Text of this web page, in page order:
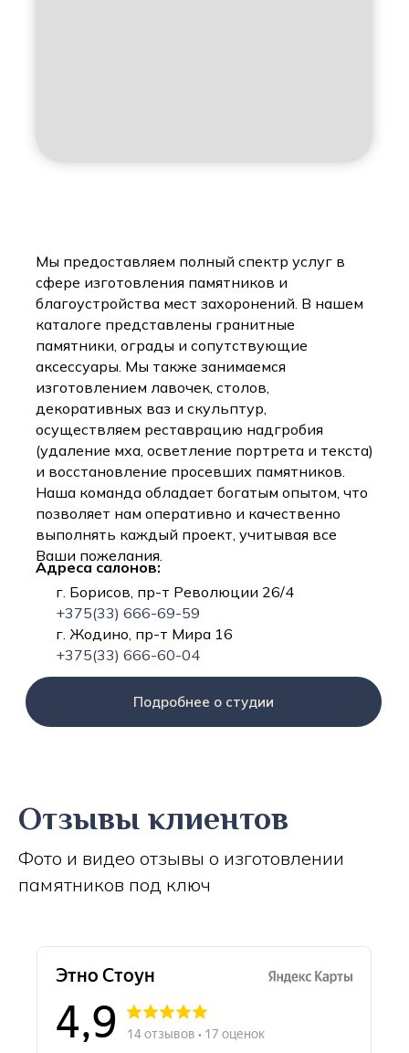
Мы предоставляем полный спектр услуг в
сфере изготовления памятников и
благоустройства мест захоронений. В нашем
каталоге представлены гранитные
памятники, ограды и сопутствующие
аксессуары. Мы также занимаемся
изготовлением лавочек, столов,
декоративных ваз и скульптур,
осуществляем реставрацию надгробия
(удаление мха, осветление портрета и текста)
и восстановление просевших памятников.
Наша команда обладает богатым опытом, что
позволяет нам оперативно и качественно
выполнять каждый проект, учитывая все
Ваши пожелания.
Адреса салонов:
г. Борисов, пр-т Революции 26/4
+375(33) 666-69-59
г. Жодино, пр-т Мира 16
+375(33) 666-60-04
Подробнее о студии
Отзывы клиентов
Фото и видео отзывы о изготовлении
памятников под ключ